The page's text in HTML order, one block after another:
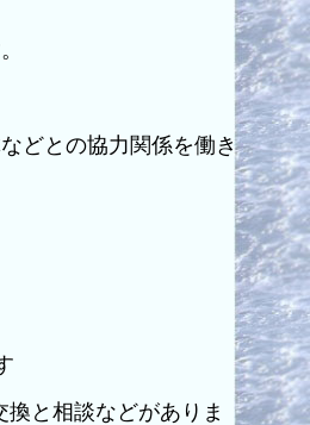
どとの協力関係を働き
と相談などがありま